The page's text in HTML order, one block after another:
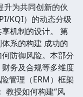
升为共同创新的伙
KQI）的动态分级
机制的设计。 第
系的构建 成功的
防御风险。本部分
务及合规等多维度
管理（ERM）框架
教授如何构建“风